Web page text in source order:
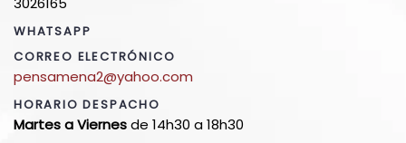
WHATSAPP
CORREO ELECTRÓNICO
pensamena2@yahoo.com
HORARIO DESPACHO
Martes a Viernesde 14h30 a 18h30